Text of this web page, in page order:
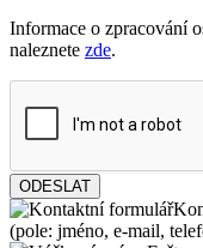
Informace o zpracování
naleznete zde.
ODESLAT
(pole: jméno, e-mail,